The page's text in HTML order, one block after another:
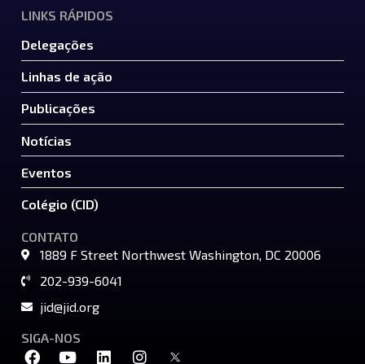
LINKS RÁPIDOS
Delegações
Linhas de ação
Publicações
Notícias
Eventos
Colégio (CID)
CONTATO
1889 F Street Northwest Washington, DC 20006
202-939-6041
jid@jid.org
SIGA-NOS